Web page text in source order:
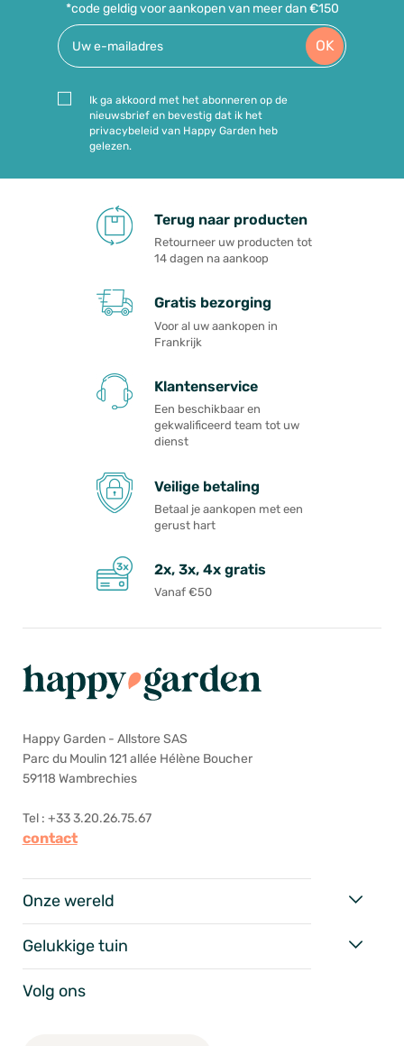
*code geldig voor aankopen van meer dan €150
OK
Ik ga akkoord met het abonneren op de
nieuwsbrief en bevestig dat ik het
privacybeleid van Happy Garden heb
gelezen.
Terug naar producten
Retourneer uw producten tot
14 dagen na aankoop
Gratis bezorging
Voor al uw aankopen in
Frankrijk
Klantenservice
Een beschikbaar en
gekwalificeerd team tot uw
dienst
Veilige betaling
Betaal je aankopen met een
gerust hart
2x, 3x, 4x gratis
Vanaf €50
Happy Garden - Allstore SAS
Parc du Moulin 121 allée Hélène Boucher
59118 Wambrechies
Tel : +33 3.20.26.75.67
contact
Onze wereld
Gelukkige tuin
Volg ons